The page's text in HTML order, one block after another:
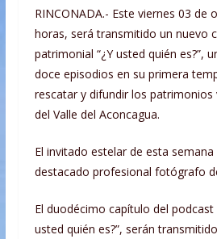
RINCONADA.- Este viernes 03 de
horas, será transmitido un nuevo
patrimonial “¿Y usted quién es?”,
doce episodios en su primera
rescatar y difundir los patrimonios
del Valle del Aconcagua.
El invitado estelar de esta
destacado profesional fotógrafo
El duodécimo capítulo del podcast
usted quién es?”, serán